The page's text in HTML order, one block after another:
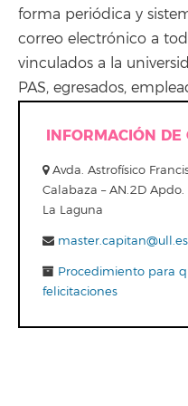
forma periódica y
correo electrónico a
vinculados a la
PAS, egresados,
INFORMACIÓN DE
Avda. Astrofísico
Calabaza – AN.2D
La Laguna
master.capitan@ull.es
Procedimiento para
felicitaciones